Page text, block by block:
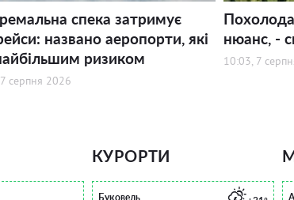
спека затримує
названо аеропорти, які
ризиком
серпня 2026
нюанс, -
10:03, 7
КУРОРТИ
Буковель